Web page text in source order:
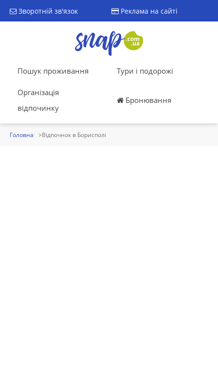
Зворотній зв'язок Реклама на сайті
Пошук проживання Тури і подорожі
Організація
відпочинку
Бронювання
Головна Відпочнок в Борисполі